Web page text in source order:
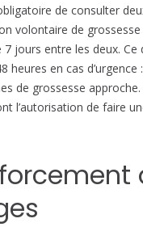
de consulter
volontaire de grossesse
jours entre les deux. Ce
heures en cas d’urgence
de grossesse
l’autorisation de faire